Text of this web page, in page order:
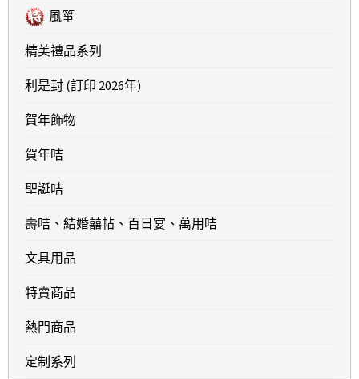
風箏
精美禮品系列
利是封 (訂印 2026年)
賀年飾物
賀年咭
聖誕咭
壽咭、結婚囍帖、百日宴、萬用咭
文具用品
特賣商品
熱門商品
定制系列